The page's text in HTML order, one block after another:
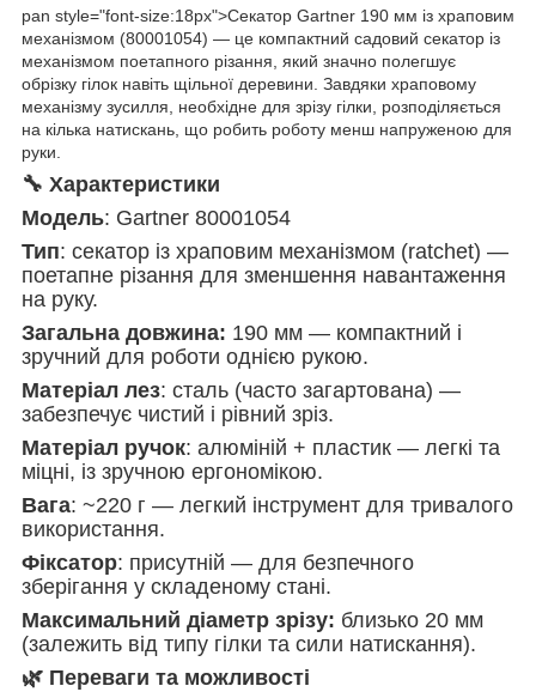
pan style="font-size:18px">Секатор Gartner 190 мм із храповим
механізмом (80001054) — це компактний садовий секатор із
механізмом поетапного різання, який значно полегшує
обрізку гілок навіть щільної деревини. Завдяки храповому
механізму зусилля, необхідне для зрізу гілки, розподіляється
на кілька натискань, що робить роботу менш напруженою для
руки.
🔧 Характеристики
Модель: Gartner 80001054
Тип: секатор із храповим механізмом (ratchet) —
поетапне різання для зменшення навантаження
на руку.
Загальна довжина: 190 мм — компактний і
зручний для роботи однією рукою.
Матеріал лез: сталь (часто загартована) —
забезпечує чистий і рівний зріз.
Матеріал ручок: алюміній + пластик — легкі та
міцні, із зручною ергономікою.
Вага: ~220 г — легкий інструмент для тривалого
використання.
Фіксатор: присутній — для безпечного
зберігання у складеному стані.
Максимальний діаметр зрізу: близько 20 мм
(залежить від типу гілки та сили натискання).
🌿 Переваги та можливості